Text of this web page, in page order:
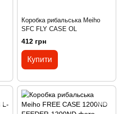
Коробка рибальська Meiho
SFC FLY CASE OL
412 грн
Купити